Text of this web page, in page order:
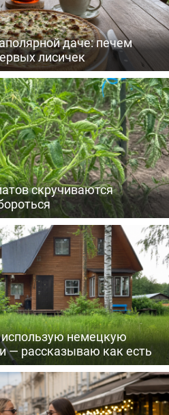
даче: печем
лисичек
скручиваются
немецкую
— рассказываю как есть